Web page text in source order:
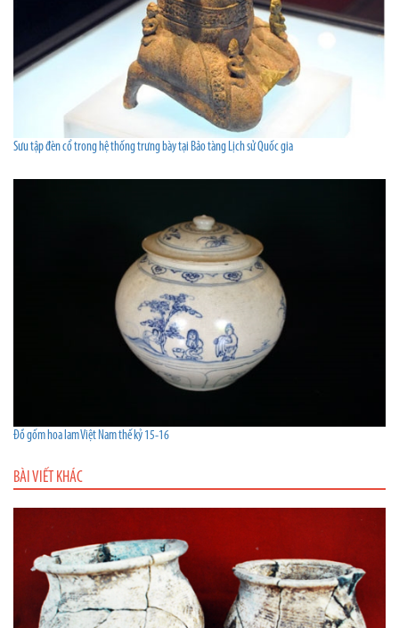
Sưu tập đèn cổ trong hệ thống trưng bày tại Bảo tàng Lịch sử Quốc gia
Đồ gốm hoa lam Việt Nam thế kỷ 15-16
BÀI VIẾT KHÁC